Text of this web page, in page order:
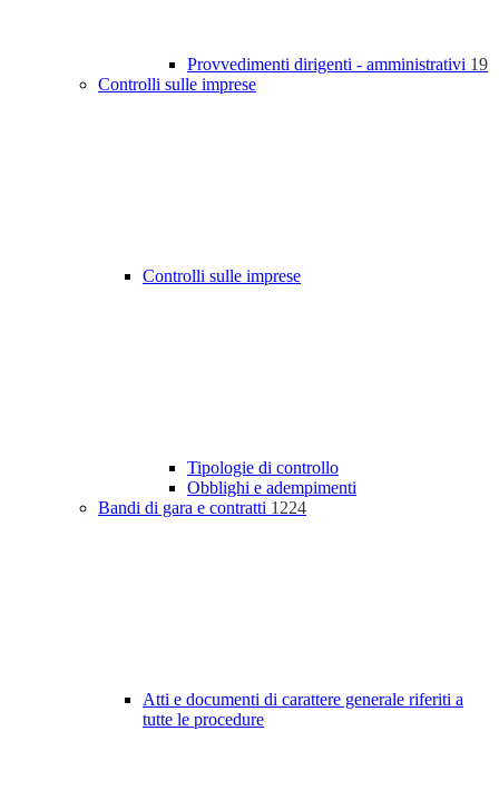
Provvedimenti dirigenti - amministrativi 19
Controlli sulle imprese
Controlli sulle imprese
Tipologie di controllo
Obblighi e adempimenti
Bandi di gara e contratti 1224
Atti e documenti di carattere generale riferiti a
tutte le procedure